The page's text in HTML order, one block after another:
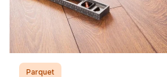
Parquet